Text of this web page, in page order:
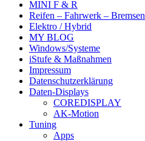
MINI F & R
Reifen – Fahrwerk – Bremsen
Elektro / Hybrid
MY BLOG
Windows/Systeme
iStufe & Maßnahmen
Impressum
Datenschutzerklärung
Daten-Displays
COREDISPLAY
AK-Motion
Tuning
Apps